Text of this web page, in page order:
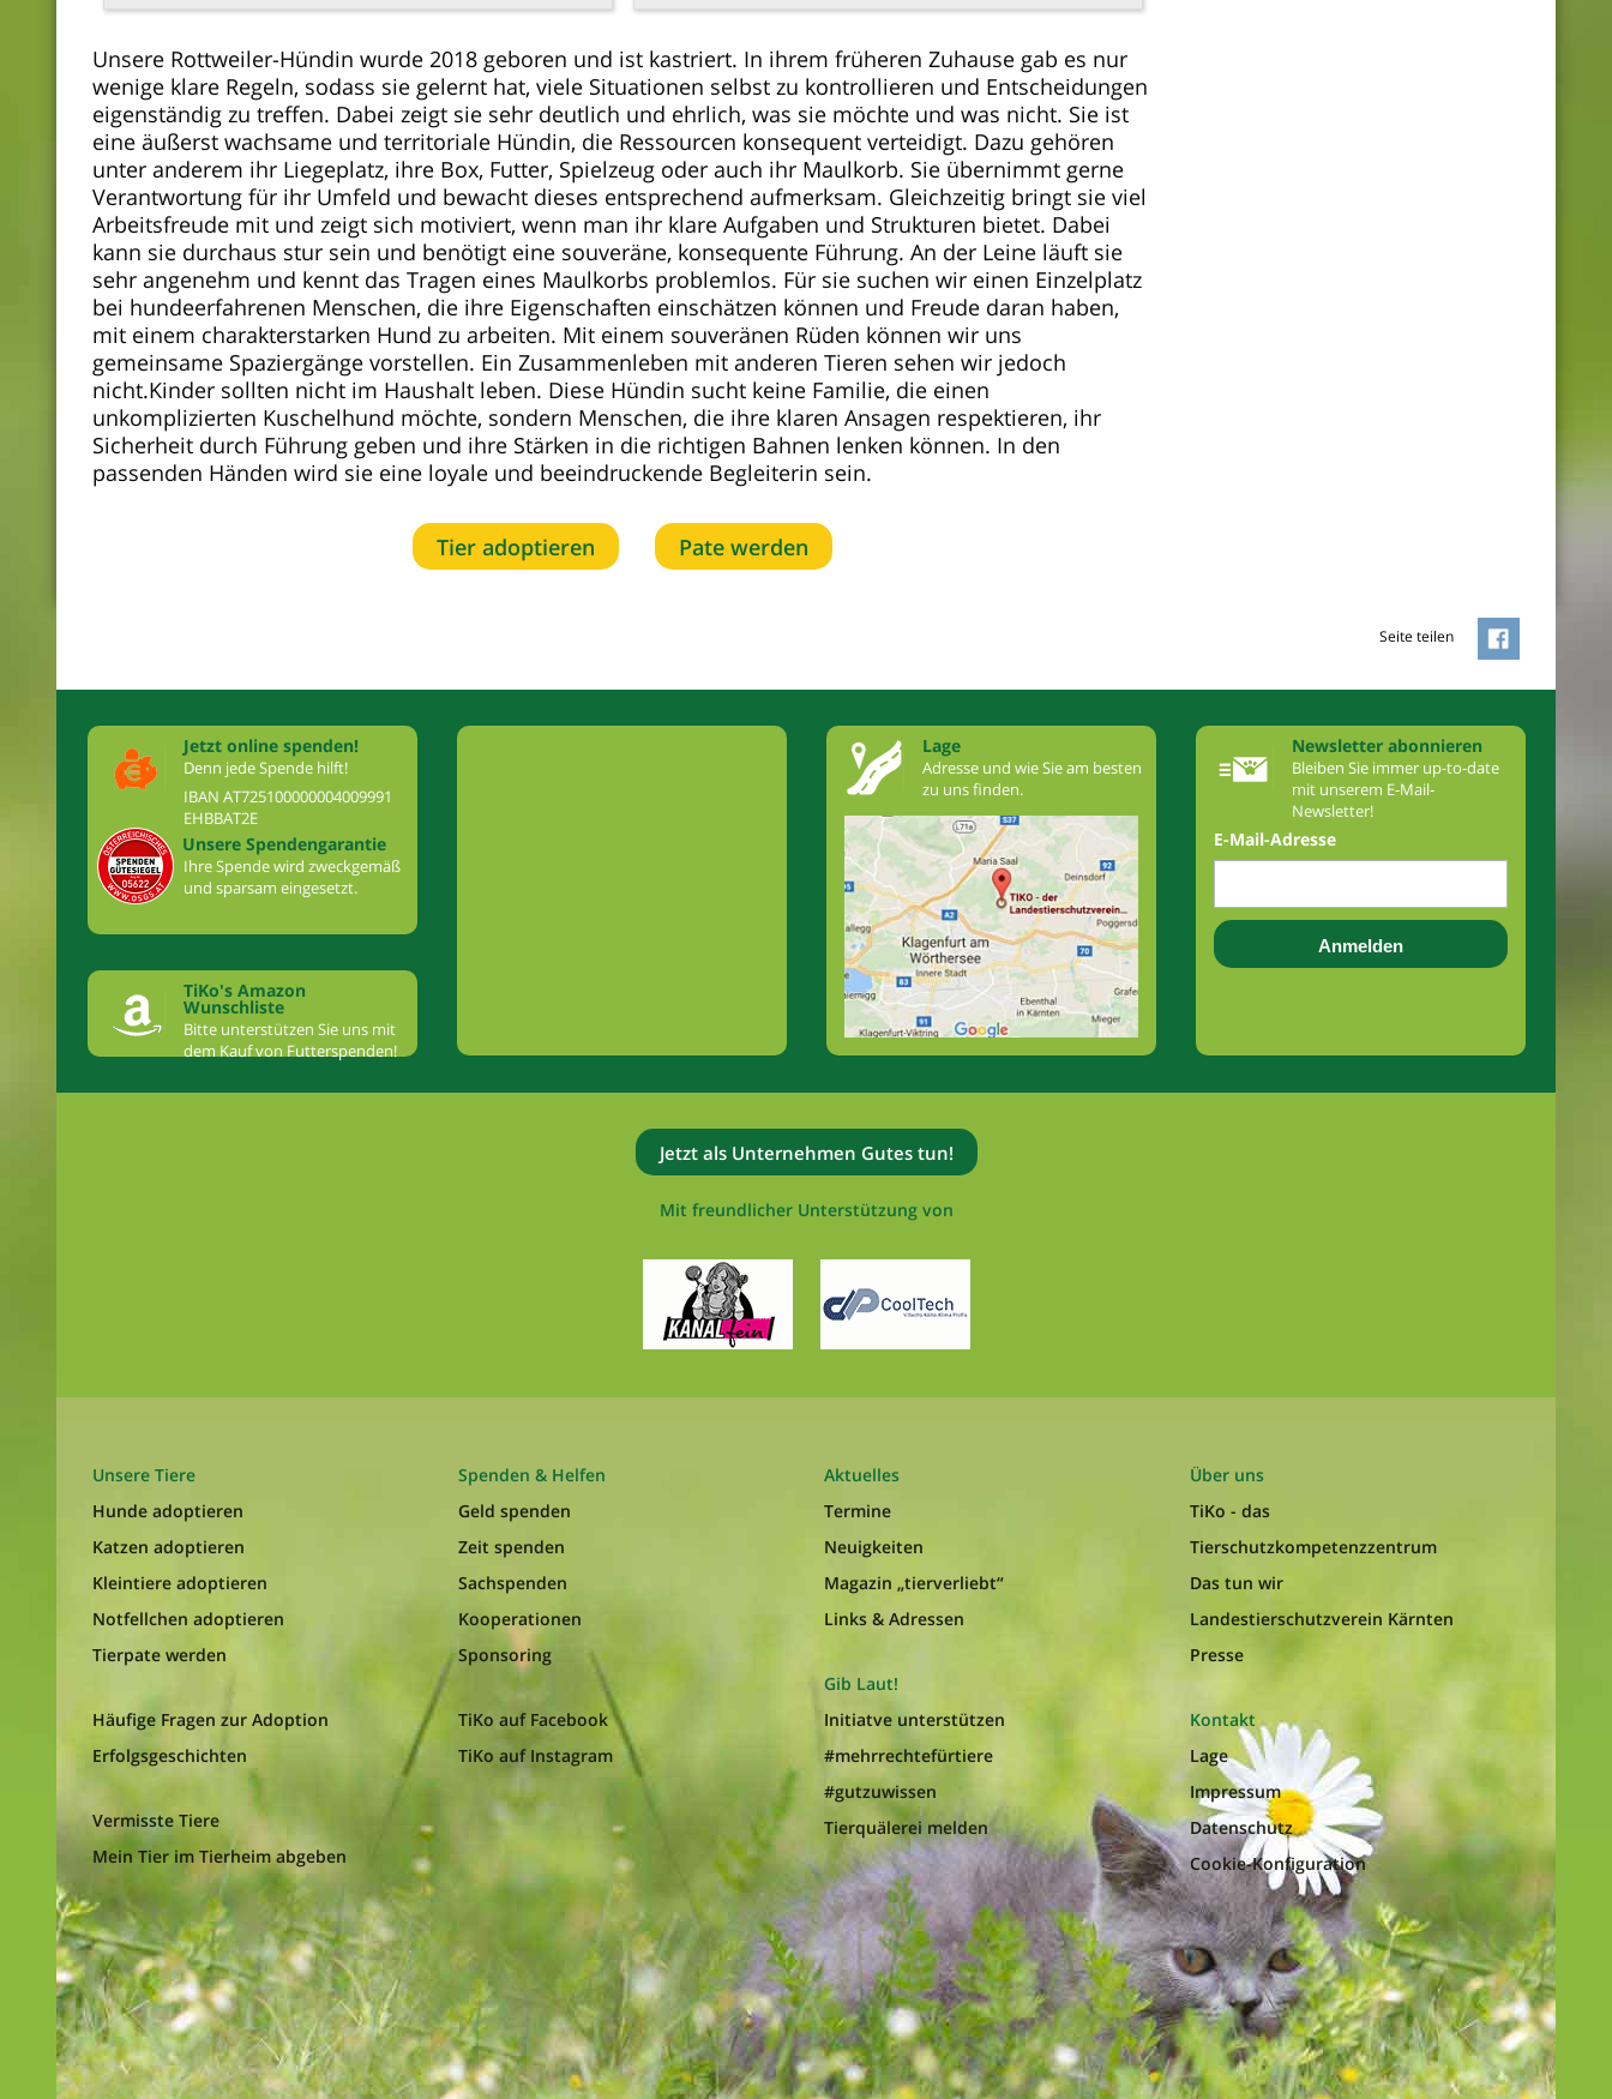
Unsere Rottweiler-Hündin wurde 2018 geboren und ist kastriert. In ihrem früheren Zuhause gab es nur
wenige klare Regeln, sodass sie gelernt hat, viele Situationen selbst zu kontrollieren und Entscheidungen
eigenständig zu treffen. Dabei zeigt sie sehr deutlich und ehrlich, was sie möchte und was nicht. Sie ist
eine äußerst wachsame und territoriale Hündin, die Ressourcen konsequent verteidigt. Dazu gehören
unter anderem ihr Liegeplatz, ihre Box, Futter, Spielzeug oder auch ihr Maulkorb. Sie übernimmt gerne
Verantwortung für ihr Umfeld und bewacht dieses entsprechend aufmerksam. Gleichzeitig bringt sie viel
Arbeitsfreude mit und zeigt sich motiviert, wenn man ihr klare Aufgaben und Strukturen bietet. Dabei
kann sie durchaus stur sein und benötigt eine souveräne, konsequente Führung. An der Leine läuft sie
sehr angenehm und kennt das Tragen eines Maulkorbs problemlos. Für sie suchen wir einen Einzelplatz
bei hundeerfahrenen Menschen, die ihre Eigenschaften einschätzen können und Freude daran haben,
mit einem charakterstarken Hund zu arbeiten. Mit einem souveränen Rüden können wir uns
gemeinsame Spaziergänge vorstellen. Ein Zusammenleben mit anderen Tieren sehen wir jedoch
nicht.Kinder sollten nicht im Haushalt leben. Diese Hündin sucht keine Familie, die einen
unkomplizierten Kuschelhund möchte, sondern Menschen, die ihre klaren Ansagen respektieren, ihr
Sicherheit durch Führung geben und ihre Stärken in die richtigen Bahnen lenken können. In den
passenden Händen wird sie eine loyale und beeindruckende Begleiterin sein.
Tier adoptieren Pate werden
Seite teilen
Jetzt online spenden!
Denn jede Spende hilft!
IBAN AT725100000004009991
EHBBAT2E
Unsere Spendengarantie
Ihre Spende wird zweckgemäß
und sparsam eingesetzt.
TiKo's Amazon
Wunschliste
Bitte unterstützen Sie uns mit
dem Kauf von Futterspenden!
Lage
Adresse und wie Sie am besten
zu uns finden.
Newsletter abonnieren
Bleiben Sie immer up-to-date
mit unserem E-Mail-
Newsletter!
E-Mail-Adresse
Jetzt als Unternehmen Gutes tun!
Mit freundlicher Unterstützung von
Unsere Tiere
Hunde adoptieren
Katzen adoptieren
Kleintiere adoptieren
Notfellchen adoptieren
Tierpate werden
Häufige Fragen zur Adoption
Erfolgsgeschichten
Vermisste Tiere
Mein Tier im Tierheim abgeben
Spenden & Helfen
Geld spenden
Zeit spenden
Sachspenden
Kooperationen
Sponsoring
TiKo auf Facebook
TiKo auf Instagram
Aktuelles
Termine
Neuigkeiten
Magazin „tierverliebt“
Links & Adressen
Gib Laut!
Initiatve unterstützen
#mehrrechtefürtiere
#gutzuwissen
Tierquälerei melden
Über uns
TiKo - das
Tierschutzkompetenzzentrum
Das tun wir
Landestierschutzverein Kärnten
Presse
Kontakt
Lage
Impressum
Datenschutz
Cookie-Konfiguration